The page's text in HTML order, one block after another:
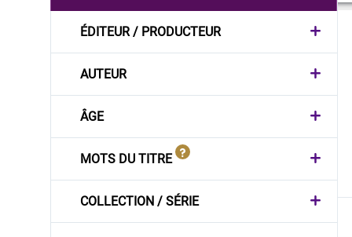
ÉDITEUR / PRODUCTEUR
AUTEUR
ÂGE
MOTS DU TITRE
COLLECTION / SÉRIE